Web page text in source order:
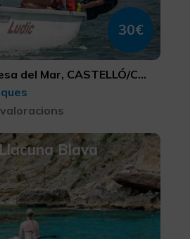
30€
Mar, CASTELLÓ/CASTELLÓN
Blava